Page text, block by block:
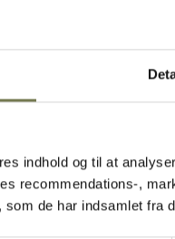
indhold og til at
recommendations-,
de har indsamlet fra
er
et
brune
har